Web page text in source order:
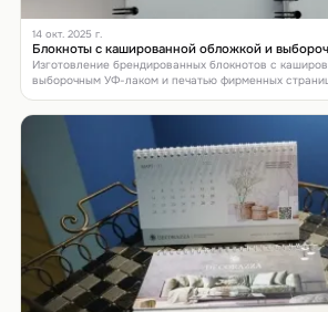
14 окт. 2025 г.
Блокноты с кашированной обложкой и
Изготовление брендированных блокнотов с
выборочным УФ-лаком и печатью фирменных